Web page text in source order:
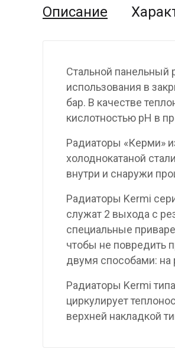
Описание
Стальной панельный
использования в
бар. В качестве
кислотностью pH в
Радиаторы «Керми»
холоднокатаной
внутри и снаружи
Радиаторы Kermi
служат 2 выхода с
специальные
чтобы не повредить
двумя способами: на
Радиаторы Kermi
циркулирует
верхней накладкой